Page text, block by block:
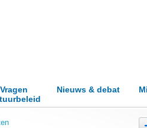
Vragen
Nieuws & debat